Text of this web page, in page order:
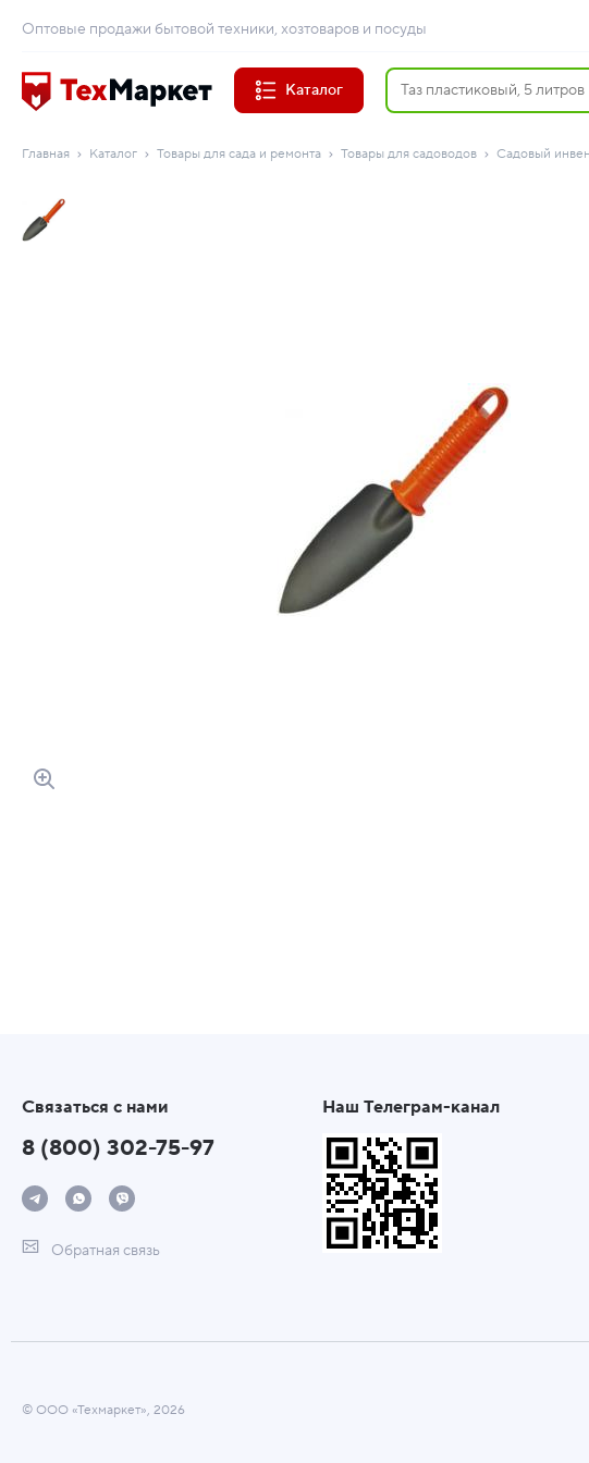
Оптовые продажи бытовой техники, хозтоваров и посуды
Каталог
Главная Каталог Товары для сада и ремонта Товары для садоводов Садовый
Связаться с нами
8 (800) 302-75-97
Обратная связь
Наш Телеграм-канал
© ООО «Техмаркет», 2026